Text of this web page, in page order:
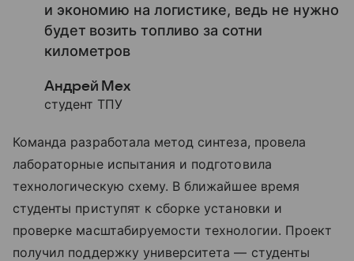
и экономию на логистике, ведь не нужно
будет возить топливо за сотни
километров
Андрей Мех
студент ТПУ
Команда разработала метод синтеза, провела
лабораторные испытания и подготовила
технологическую схему. В ближайшее время
студенты приступят к сборке установки и
проверке масштабируемости технологии. Проект
получил поддержку университета — студенты